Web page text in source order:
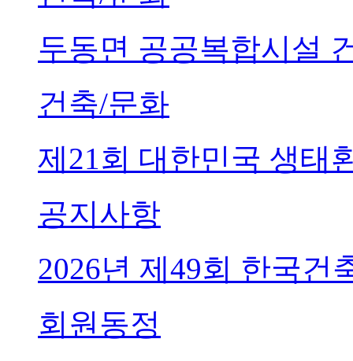
두동면 공공복합시설
건축/문화
제21회 대한민국 생태
공지사항
2026년 제49회 한국건
회원동정